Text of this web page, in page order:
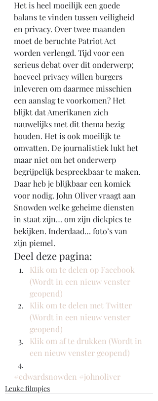
Het is heel moeilijk een goede
balans te vinden tussen veiligheid
en privacy. Over twee maanden
moet de beruchte Patriot Act
worden verlengd. Tijd voor een
serieus debat over dit onderwerp;
hoeveel privacy willen burgers
inleveren om daarmee misschien
een aanslag te voorkomen? Het
blijkt dat Amerikanen zich
nauwelijks met dit thema bezig
houden. Het is ook moeilijk te
omvatten. De journalistiek lukt het
maar niet om het onderwerp
begrijpelijk bespreekbaar te maken.
Daar heb je blijkbaar een komiek
voor nodig. John Oliver vraagt aan
Snowden welke geheime diensten
in staat zijn… om zijn dickpics te
bekijken. Inderdaad… foto’s van
zijn piemel.
Deel deze pagina:
Klik om te delen op Facebook
(Wordt in een nieuw venster
geopend)
Klik om te delen met Twitter
(Wordt in een nieuw venster
geopend)
Klik om af te drukken (Wordt in
een nieuw venster geopend)
#edwardsnowden #johnoliver
Leuke filmpjes